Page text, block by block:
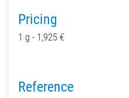
Pricing
1 g - 1,925 €
Reference